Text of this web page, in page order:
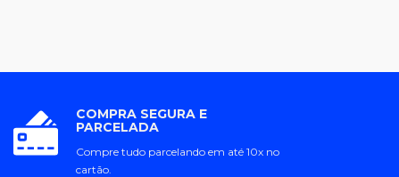
COMPRA SEGURA E
PARCELADA
Compre tudo parcelando em até 10x no
cartão.